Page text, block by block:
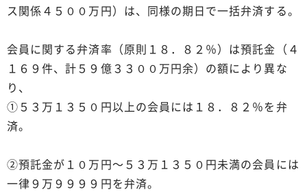
ス関係４５００万円）は、同様の期日で一括弁済する。
会員に関する弁済率（原則１８．８２％）は預託金（４
１６９件、計５９億３３００万円余）の額により異な
り、
①５３万１３５０円以上の会員には１８．８２％を弁
済。
②預託金が１０万円～５３万１３５０円未満の会員には
一律９万９９９９円を弁済。